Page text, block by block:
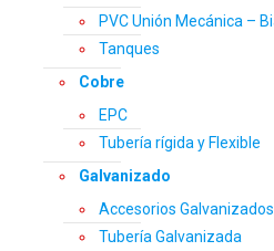
PVC Unión Mecánica –
Tanques
Cobre
EPC
Tubería rígida y Flexible
Galvanizado
Accesorios Galvanizados
Tubería Galvanizada